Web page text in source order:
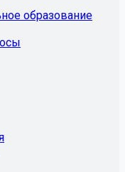
образование